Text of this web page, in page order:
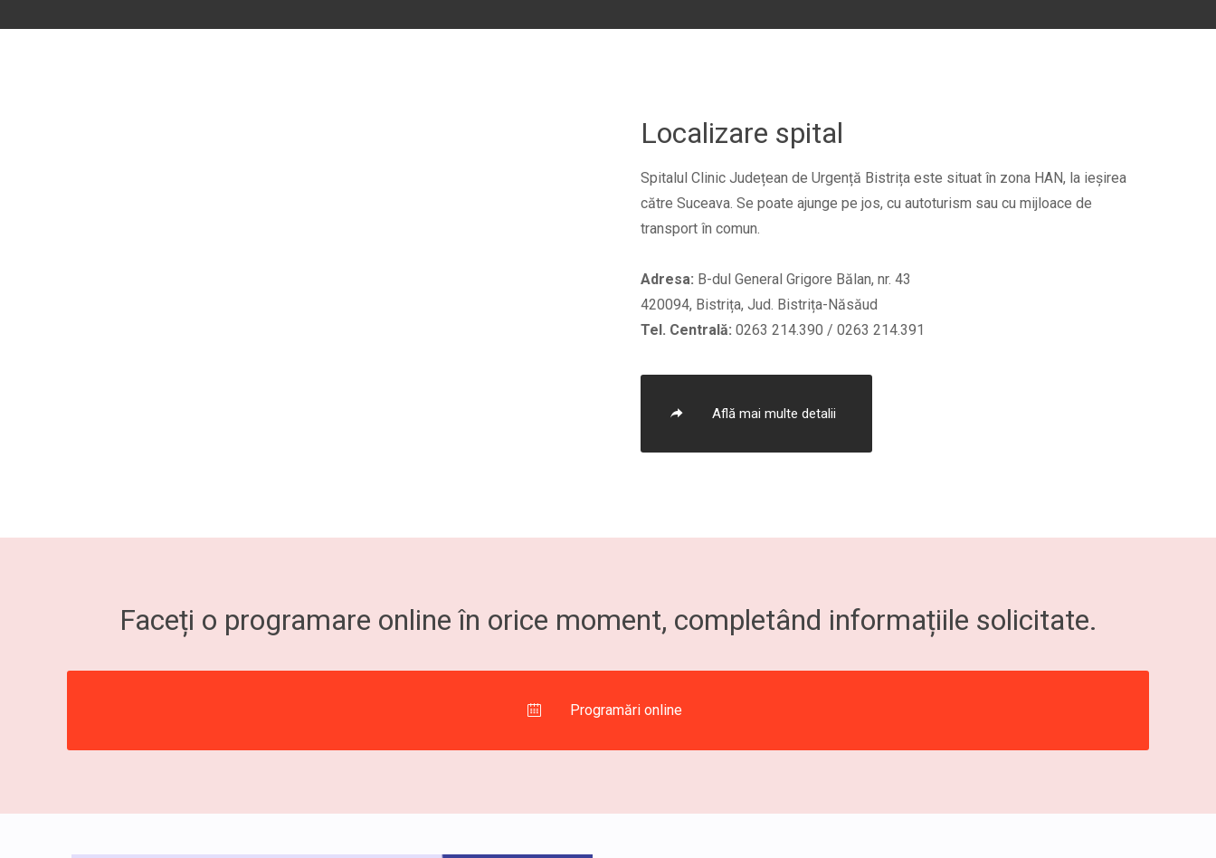
Localizare spital
Spitalul Clinic Județean de Urgență Bistrița este situat în zona HAN, la ieșirea
către Suceava. Se poate ajunge pe jos, cu autoturism sau cu mijloace de
transport în comun.
Adresa: B-dul Gene­ral Gri­gore Bălan, nr. 43
420094, Bis­trița, Jud. Bis­tri­ța-Năsă­ud
Tel. Centrală: 0263 214.390 / 0263 214.391
Află mai multe detalii
Faceți o programare online în orice moment, completând informațiile solicitate.
Programări online